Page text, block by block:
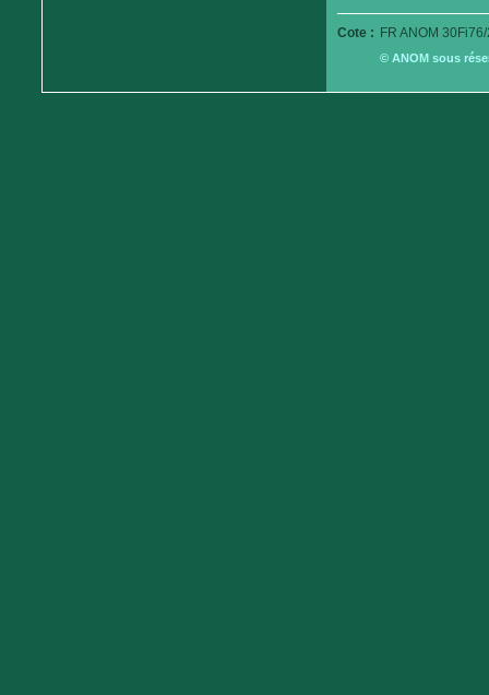
Cote : FR ANOM
© ANOM sous